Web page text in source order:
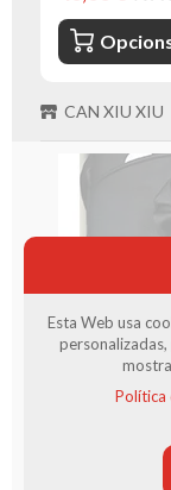
CAN XIU XIU
Producte venut
(Barcelona). En
on l'experiència
Esta Web usa
Política